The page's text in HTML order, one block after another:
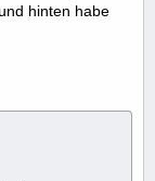
hinten habe